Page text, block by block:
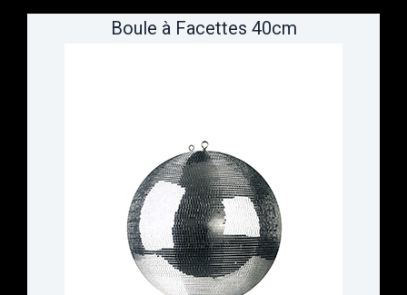
Boule à Facettes 40cm